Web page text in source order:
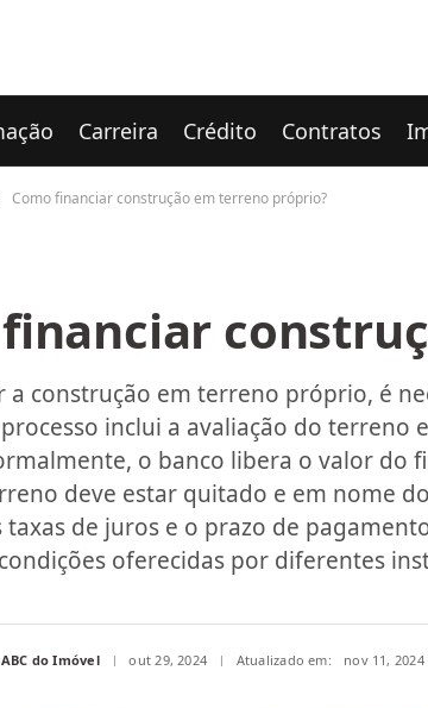
Carreira Crédito Contratos
Como financiar construção em terreno próprio?
a construção em terreno próprio, é
inclui a avaliação do
o banco libera o valor do
deve estar quitado e em nome
taxas de juros e o prazo de
oferecidas por diferentes
do Imóvel out 29, 2024 Atualizado em: nov 11, 2024